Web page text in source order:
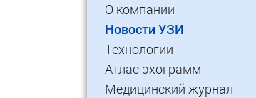
О компании
Новости УЗИ
Технологии
Атлас эхограмм
Медицинский журнал